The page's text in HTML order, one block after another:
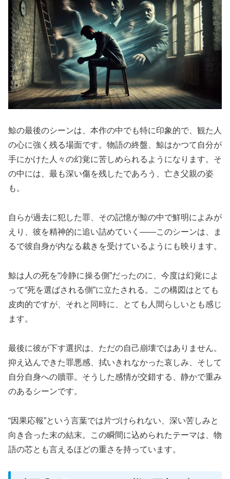
鯨の最後のシーンは、本作の中でも特に印象的で、観た人
の心に強く残る場面です。物語の終盤、鯨はかつて自分が
手にかけた人々の幻覚に苦しめられるようになります。そ
の中には、最も深い傷を残したであろう、亡き父親の姿
も。
自らが過去に犯した罪、その記憶が鯨の中で鮮明によみが
えり、彼を精神的に追い詰めていく——このシーンは、ま
るで彼自身が内なる裁きを受けているようにも映ります。
鯨は人の死を“冷静に操る側”だったのに、今度は幻覚によ
って“死を選ばされる側”に立たされる。この構図はとても
皮肉的ですが、それと同時に、とても人間らしいとも感じ
ます。
最後に彼が下す選択は、ただの自己崩壊ではありません。
抑え込んできた罪悪感、拭いきれなかった哀しみ、そして
自分自身への贖罪。そうした感情が交錯する、静かで重み
のあるシーンです。
“因果応報”という言葉では片づけられない、深い苦しみと
向き合った末の結末。この瞬間に込められたテーマは、物
語の芯とも言えるほどの重さを持っています。